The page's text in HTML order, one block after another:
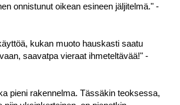
onnistunut oikean esineen jäljitelmä." -
kukan muoto hauskasti saatu
saavatpa vieraat ihmeteltävää!" -
pieni rakennelma. Tässäkin teoksessa,